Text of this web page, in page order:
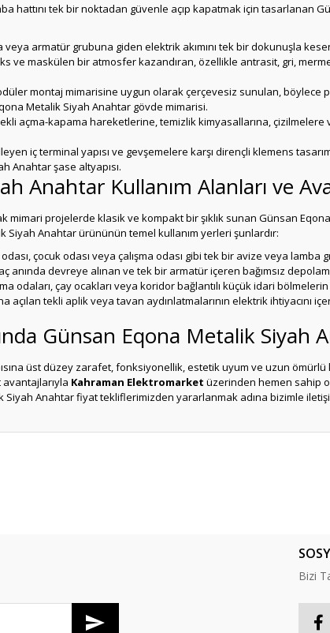
hattını tek bir noktadan güvenle açıp kapatmak için tasarlanan
veya armatür grubuna giden elektrik akımını tek bir dokunuşla
ve maskülen bir atmosfer kazandıran, özellikle antrasit, gri,
montaj mimarisine uygun olarak çerçevesiz sunulan, böylece
Metalik Siyah Anahtar gövde mimarisi.
açma-kapama hareketlerine, temizlik kimyasallarına, çizilmelere
iç terminal yapısı ve gevşemelere karşı dirençli klemens
Anahtar şase altyapısı.
Anahtar Kullanım Alanları ve
projelerde klasik ve kompakt bir şıklık sunan Günsan
Siyah Anahtar ürününün temel kullanım yerleri şunlardır:
çocuk odası veya çalışma odası gibi tek bir avize veya lamba
anında devreye alınan ve tek bir armatür içeren bağımsız
odaları, çay ocakları veya koridor bağlantılı küçük idari bölmelerin
açılan tekli aplik veya tavan aydınlatmalarının elektrik
Günsan Eqona Metalik Siyah
üst düzey zarafet, fonksiyonellik, estetik uyum ve uzun
Kahraman Elektromarket üzerinden hemen sahip
Siyah Anahtar fiyat tekliflerimizden yararlanmak adına bizimle
Bizi